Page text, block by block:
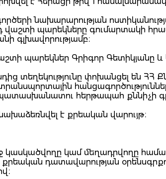
նախարարության
վաշտի պարեկները գումարտակի
գլխավորությամբ։
պարեկներ Գրիգոր Գետիկյանը և
տեղեկությունը փոխանցել են ՀՀ
հերթապահ քննիչի
է քրեական վարույթ։
կասկածվողը կամ մեղադրվողը
քրեական դատավարության